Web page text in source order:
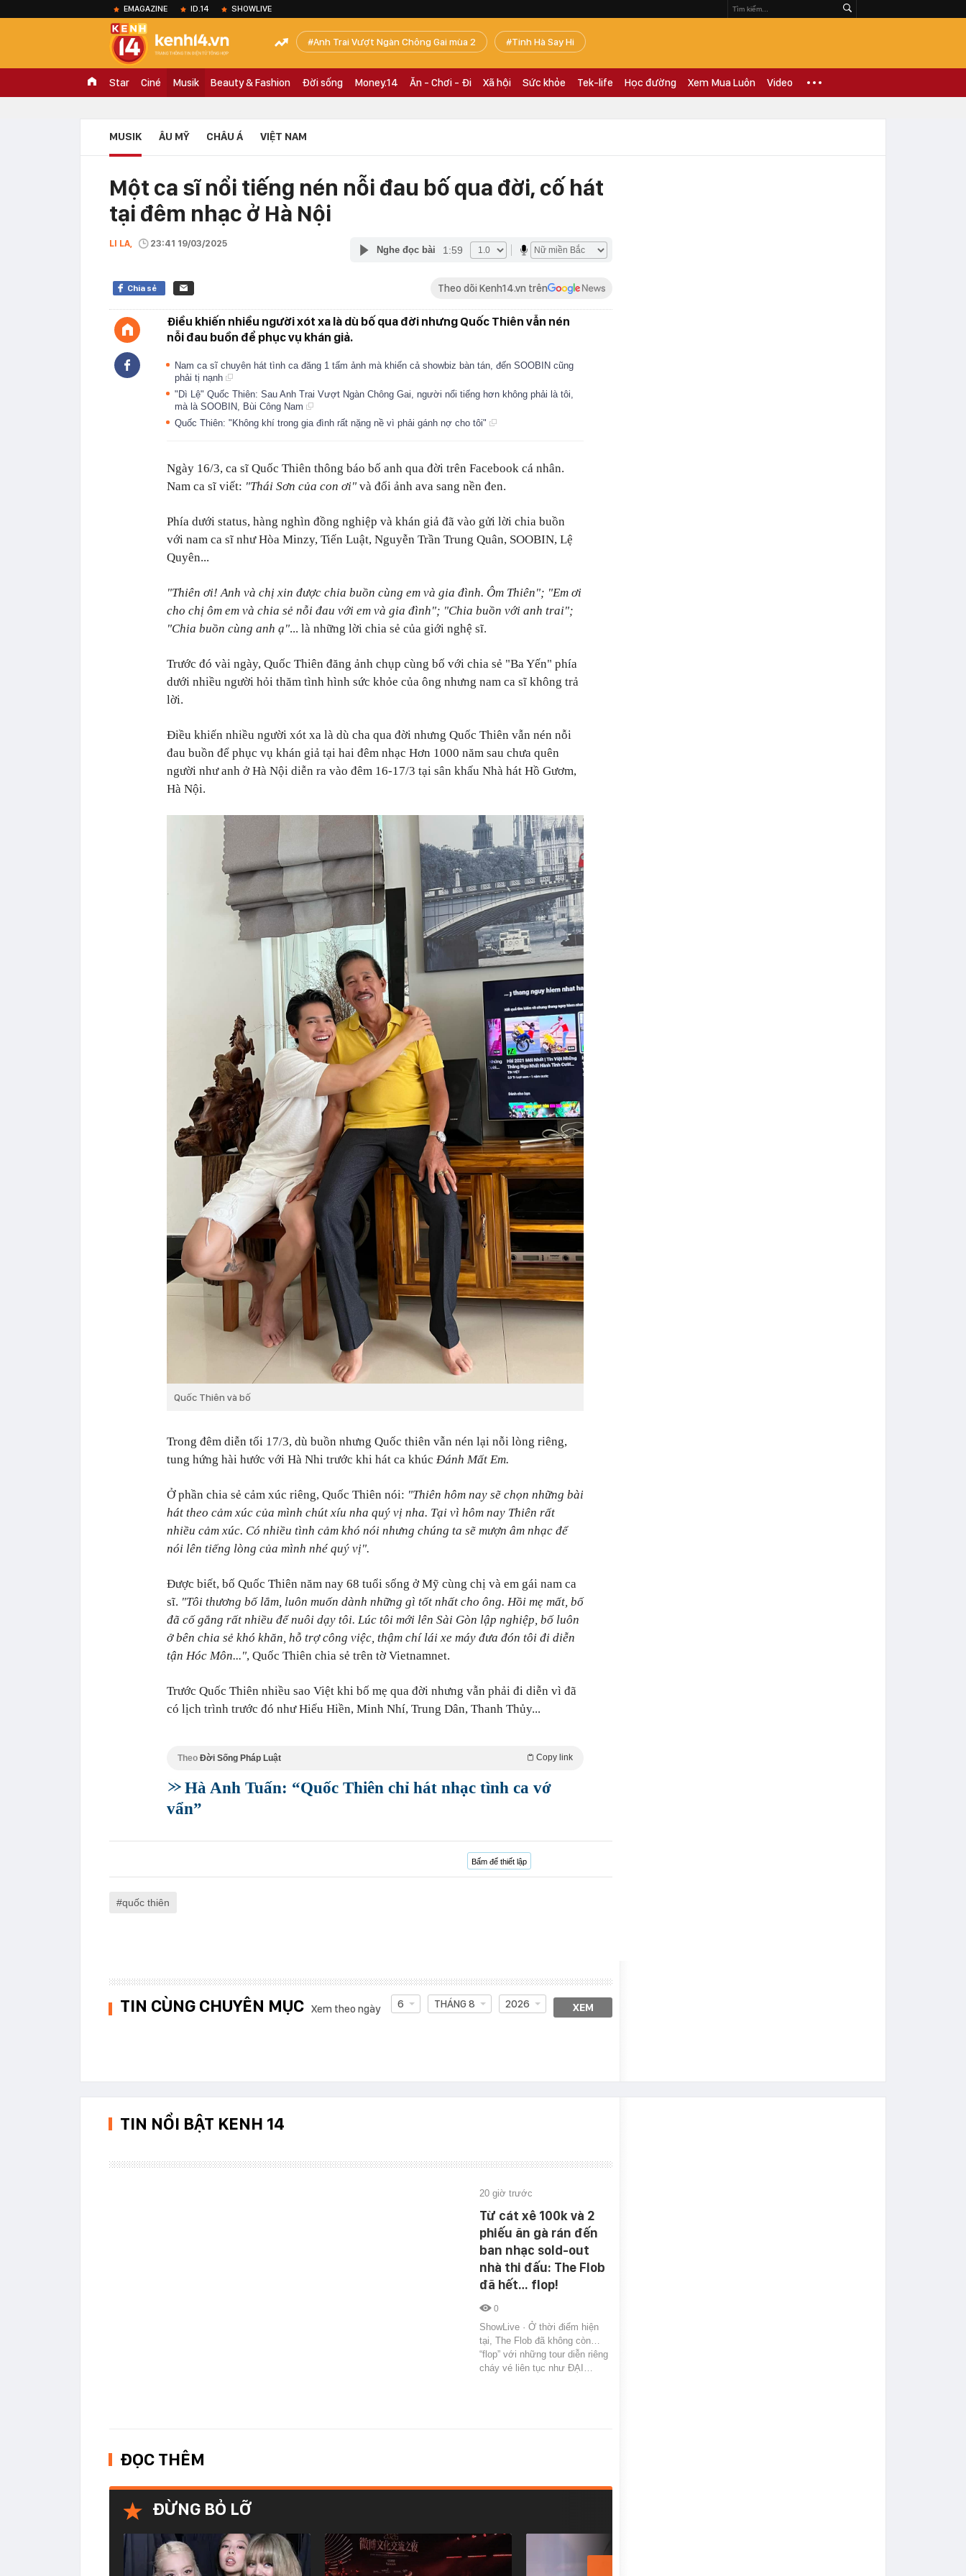
EMAGAZINE ID.14 SHOWLIVE
Anh Trai Vượt Ngàn Chông Gai mùa 2 Tinh Hà Say Hi
Star Ciné Musik Beauty & Fashion Đời sống Money.14 Ăn - Chơi - Đi Xã hội Sức khỏe Tek-life Học đường Xem Mua Luôn Video
MUSIK ÂU MỸ CHÂU Á VIỆT NAM
Một ca sĩ nổi tiếng nén nỗi đau bố qua đời, cố hát
tại đêm nhạc ở Hà Nội
LI LA, 23:41 19/03/2025
Nghe đọc bài 1:59
Chia sẻ Theo dõi Kenh14.vn trên
Điều khiến nhiều người xót xa là dù bố qua đời nhưng Quốc Thiên vẫn nén
nỗi đau buồn để phục vụ khán giả.
Nam ca sĩ chuyên hát tình ca đăng 1 tấm ảnh mà khiến cả showbiz bàn tán, đến SOOBIN cũng
phải tị nạnh
"Dì Lệ" Quốc Thiên: Sau Anh Trai Vượt Ngàn Chông Gai, người nổi tiếng hơn không phải là tôi,
mà là SOOBIN, Bùi Công Nam
Quốc Thiên: "Không khí trong gia đình rất nặng nề vì phải gánh nợ cho tôi"
Ngày 16/3, ca sĩ Quốc Thiên thông báo bố anh qua đời trên Facebook cá nhân.
Nam ca sĩ viết: "Thái Sơn của con ơi" và đổi ảnh ava sang nền đen.
Phía dưới status, hàng nghìn đồng nghiệp và khán giả đã vào gửi lời chia buồn
với nam ca sĩ như Hòa Minzy, Tiến Luật, Nguyễn Trần Trung Quân, SOOBIN, Lệ
Quyên...
"Thiên ơi! Anh và chị xin được chia buồn cùng em và gia đình. Ôm Thiên"; "Em ơi
cho chị ôm em và chia sẻ nỗi đau với em và gia đình"; "Chia buồn với anh trai";
"Chia buồn cùng anh ạ"... là những lời chia sẻ của giới nghệ sĩ.
Trước đó vài ngày, Quốc Thiên đăng ảnh chụp cùng bố với chia sẻ "Ba Yến" phía
dưới nhiều người hỏi thăm tình hình sức khỏe của ông nhưng nam ca sĩ không trả
lời.
Điều khiến nhiều người xót xa là dù cha qua đời nhưng Quốc Thiên vẫn nén nỗi
đau buồn để phục vụ khán giả tại hai đêm nhạc Hơn 1000 năm sau chưa quên
người như anh ở Hà Nội diễn ra vào đêm 16-17/3 tại sân khấu Nhà hát Hồ Gươm,
Hà Nội.
Quốc Thiên và bố
Trong đêm diễn tối 17/3, dù buồn nhưng Quốc thiên vẫn nén lại nỗi lòng riêng,
tung hứng hài hước với Hà Nhi trước khi hát ca khúc Đánh Mất Em.
Ở phần chia sẻ cảm xúc riêng, Quốc Thiên nói: "Thiên hôm nay sẽ chọn những bài
hát theo cảm xúc của mình chút xíu nha quý vị nha. Tại vì hôm nay Thiên rất
nhiều cảm xúc. Có nhiều tình cảm khó nói nhưng chúng ta sẽ mượn âm nhạc để
nói lên tiếng lòng của mình nhé quý vị".
Được biết, bố Quốc Thiên năm nay 68 tuổi sống ở Mỹ cùng chị và em gái nam ca
sĩ. "Tôi thương bố lắm, luôn muốn dành những gì tốt nhất cho ông. Hồi mẹ mất, bố
đã cố gắng rất nhiều để nuôi dạy tôi. Lúc tôi mới lên Sài Gòn lập nghiệp, bố luôn
ở bên chia sẻ khó khăn, hỗ trợ công việc, thậm chí lái xe máy đưa đón tôi đi diễn
tận Hóc Môn...", Quốc Thiên chia sẻ trên tờ Vietnamnet.
Trước Quốc Thiên nhiều sao Việt khi bố mẹ qua đời nhưng vẫn phải đi diễn vì đã
có lịch trình trước đó như Hiếu Hiền, Minh Nhí, Trung Dân, Thanh Thủy...
Theo Đời Sống Pháp Luật Copy link
Hà Anh Tuấn: “Quốc Thiên chỉ hát nhạc tình ca vớ
vẩn”
Bấm để thiết lập
quốc thiên
TIN CÙNG CHUYÊN MỤC Xem theo ngày 6 THÁNG 8 2026 XEM
TIN NỔI BẬT KENH 14
20 giờ trước
Từ cát xê 100k và 2
phiếu ăn gà rán đến
ban nhạc sold-out
nhà thi đấu: The Flob
đã hết… flop!
0
ShowLive · Ở thời điểm hiện
tại, The Flob đã không còn…
“flop” với những tour diễn riêng
cháy vé liên tục như ĐẠI…
ĐỌC THÊM
ĐỪNG BỎ LỠ